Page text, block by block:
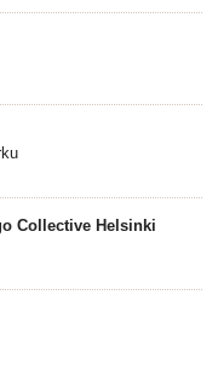
Collective Helsinki